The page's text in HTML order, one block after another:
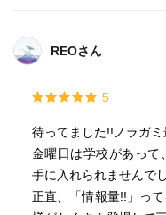
REOさん
5
待ってました!!ノラガミ
金曜日は学校があって
手に入れられませんで
正直、「情報量!!」っ